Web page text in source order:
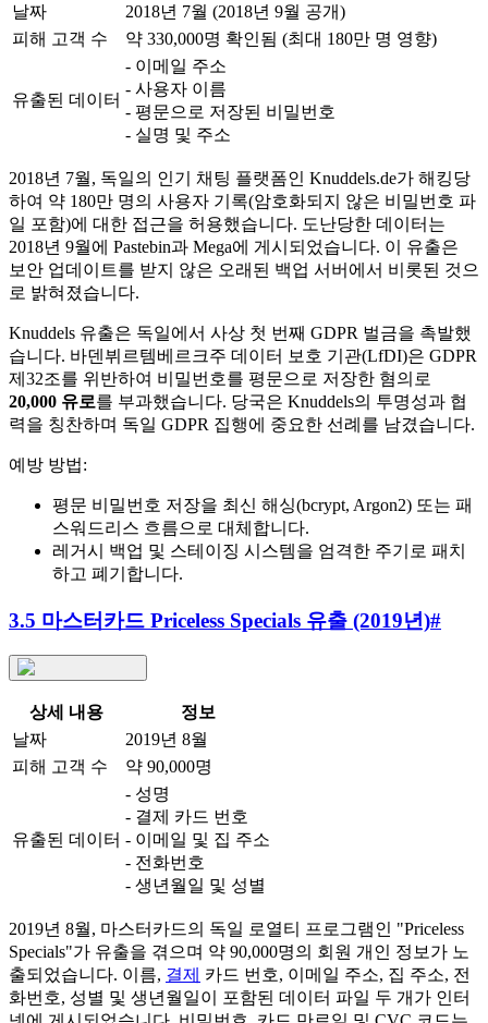
날짜
2018년 7월 (2018년 9월 공개)
피해 고객 수
약 330,000명 확인됨 (최대 180만 명 영향)
유출된 데이터
- 이메일 주소
- 사용자 이름
- 평문으로 저장된 비밀번호
- 실명 및 주소
2018년 7월, 독일의 인기 채팅 플랫폼인 Knuddels.de가 해킹당
하여 약 180만 명의 사용자 기록(암호화되지 않은 비밀번호 파
일 포함)에 대한 접근을 허용했습니다. 도난당한 데이터는
2018년 9월에 Pastebin과 Mega에 게시되었습니다. 이 유출은
보안 업데이트를 받지 않은 오래된 백업 서버에서 비롯된 것으
로 밝혀졌습니다.
Knuddels 유출은 독일에서 사상 첫 번째 GDPR 벌금을 촉발했
습니다. 바덴뷔르템베르크주 데이터 보호 기관(LfDI)은 GDPR
제32조를 위반하여 비밀번호를 평문으로 저장한 혐의로
20,000 유로를 부과했습니다. 당국은 Knuddels의 투명성과 협
력을 칭찬하며 독일 GDPR 집행에 중요한 선례를 남겼습니다.
예방 방법:
평문 비밀번호 저장을 최신 해싱(bcrypt, Argon2) 또는 패
스워드리스 흐름으로 대체합니다.
레거시 백업 및 스테이징 시스템을 엄격한 주기로 패치
하고 폐기합니다.
3.5 마스터카드 Priceless Specials 유출 (2019년)#
상세 내용
정보
날짜
2019년 8월
피해 고객 수
약 90,000명
유출된 데이터
- 성명
- 결제 카드 번호
- 이메일 및 집 주소
- 전화번호
- 생년월일 및 성별
2019년 8월, 마스터카드의 독일 로열티 프로그램인 "Priceless
Specials"가 유출을 겪으며 약 90,000명의 회원 개인 정보가 노
출되었습니다. 이름, 결제 카드 번호, 이메일 주소, 집 주소, 전
화번호, 성별 및 생년월일이 포함된 데이터 파일 두 개가 인터